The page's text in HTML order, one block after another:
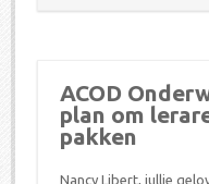
ACOD
plan om
pakken
Nancy Libert, jullie